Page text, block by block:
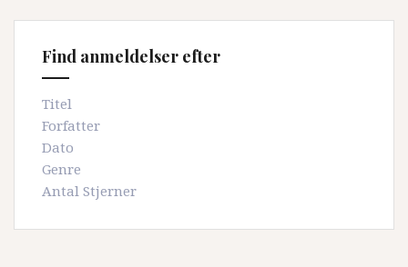
Find anmeldelser efter
Titel
Forfatter
Dato
Genre
Antal Stjerner